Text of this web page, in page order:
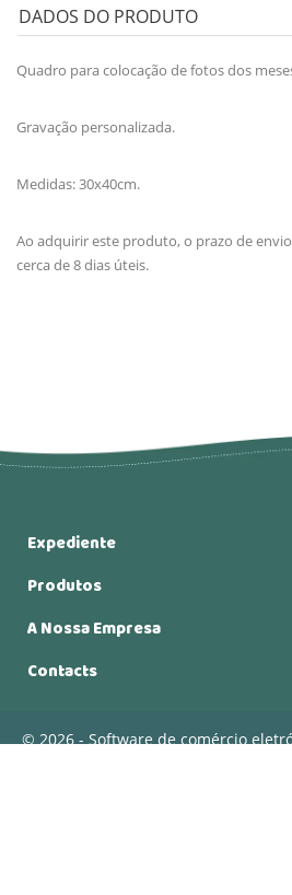
DADOS DO PRODUTO
Quadro para colocação de fotos dos
Gravação personalizada.
Medidas: 30x40cm.
Ao adquirir este produto, o prazo de
cerca de 8 dias úteis.
Expediente
Produtos
A Nossa Empresa
Contacts
© 2026 - Software de comércio